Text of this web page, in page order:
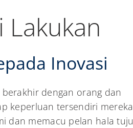
Lakukan
Inovasi
dengan orang dan
keperluan tersendiri mereka
dan memacu pelan hala tuju